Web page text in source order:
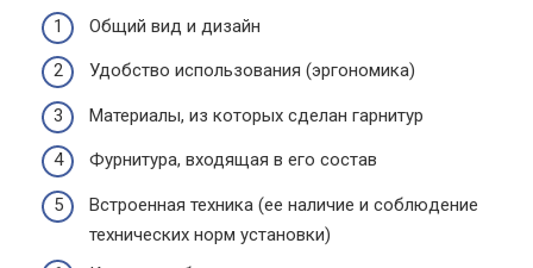
Общий вид и дизайн
Удобство использования (эргономика)
Материалы, из которых сделан гарнитур
Фурнитура, входящая в его состав
Встроенная техника (ее наличие и соблюдение
технических норм установки)